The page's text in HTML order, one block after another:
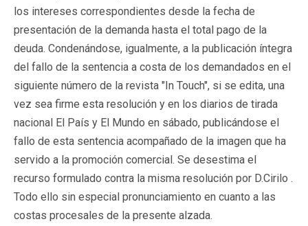
los intereses correspondientes desde la fecha de
presentación de la demanda hasta el total pago de la
deuda. Condenándose, igualmente, a la publicación íntegra
del fallo de la sentencia a costa de los demandados en el
siguiente número de la revista "In Touch", si se edita, una
vez sea firme esta resolución y en los diarios de tirada
nacional El País y El Mundo en sábado, publicándose el
fallo de esta sentencia acompañado de la imagen que ha
servido a la promoción comercial. Se desestima el
recurso formulado contra la misma resolución por D.Cirilo .
Todo ello sin especial pronunciamiento en cuanto a las
costas procesales de la presente alzada.